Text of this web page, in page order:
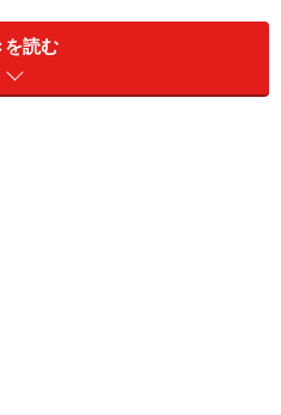
常症になります。肥満がな
ぎない程度に楽しんでも大
を読む